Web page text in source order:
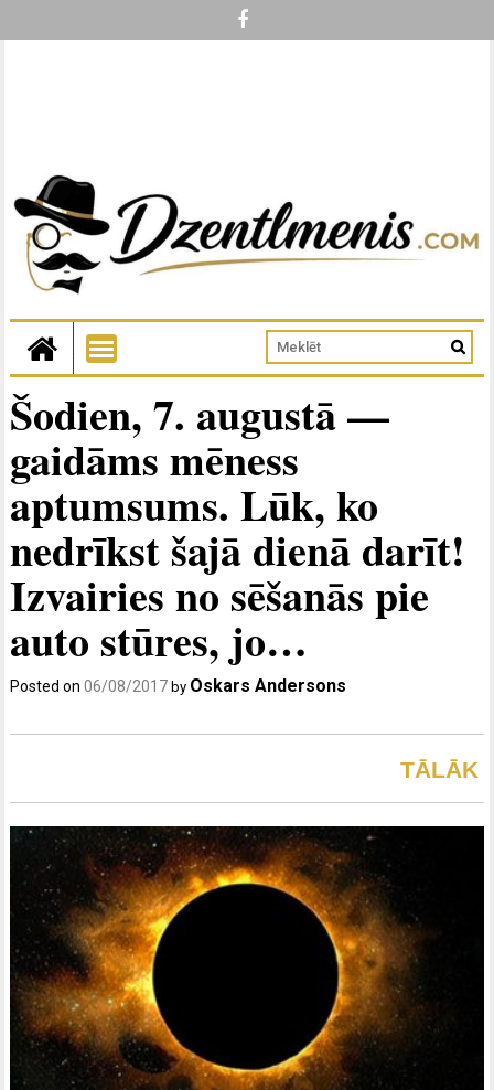
Šodien, 7. augustā —
gaidāms mēness
aptumsums. Lūk, ko
nedrīkst šajā dienā darīt!
Izvairies no sēšanās pie
auto stūres, jo…
Posted on06/08/2017 by Oskars Andersons
TĀLĀK